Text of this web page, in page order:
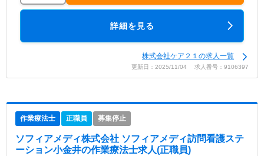
詳細を見る
株式会社ケア２１の求人一覧
更新日：2025/11/04 求人番号：9106397
作業療法士 正職員 募集停止
ソフィアメディ株式会社 ソフィアメディ訪問看護ステ
ーション小金井の作業療法士求人(正職員)